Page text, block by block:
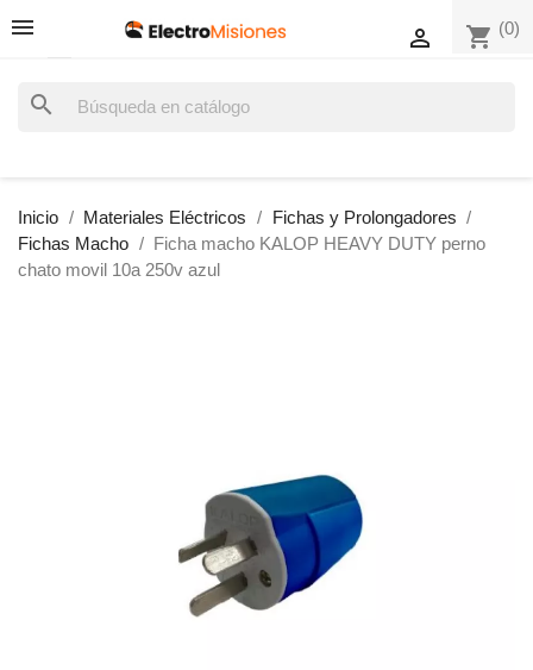
shopping_cart (0)

search
Inicio Materiales Eléctricos
Fichas y Prolongadores
Fichas Macho
Ficha macho KALOP HEAVY DUTY perno
chato movil 10a 250v azul